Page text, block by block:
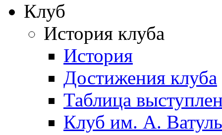
Клуб
История клуба
История
Достижения клуба
Таблица
Клуб им. А.